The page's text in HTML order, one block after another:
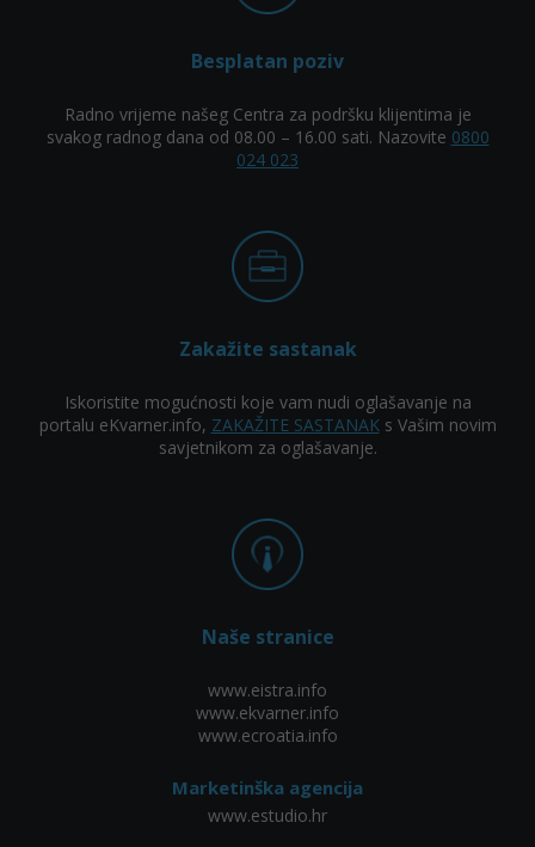
Besplatan poziv
Radno vrijeme našeg Centra za podršku klijentima je
svakog radnog dana od 08.00 – 16.00 sati. Nazovite 0800
024 023
Zakažite sastanak
Iskoristite mogućnosti koje vam nudi oglašavanje na
portalu eKvarner.info, ZAKAŽITE SASTANAKs Vašim novim
savjetnikom za oglašavanje.
Naše stranice
www.eistra.info
www.ekvarner.info
www.ecroatia.info
Marketinška agencija
www.estudio.hr